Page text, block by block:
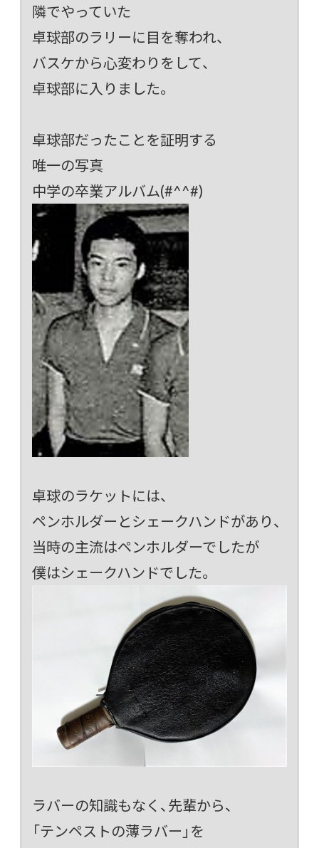
隣でやっていた
卓球部のラリーに目を奪われ、
バスケから心変わりをして、
卓球部に入りました。
卓球部だったことを証明する
唯一の写真
中学の卒業アルバム(#^^#)
卓球のラケットには、
ペンホルダーとシェークハンドがあり、
当時の主流はペンホルダーでしたが
僕はシェークハンドでした。
ラバーの知識もなく、先輩から、
「テンペストの薄ラバー」を